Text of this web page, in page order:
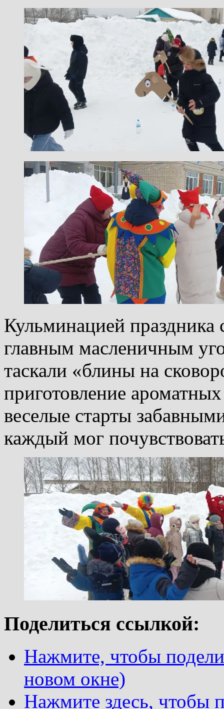
Кульминацией праздника
главным масленичным
таскали «блины на
приготовление
веселые старты
каждый мог
Поделиться ссылкой:
Нажмите, чтобы
новом окне)
Нажмите здесь, чтобы